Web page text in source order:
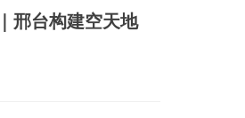
邢台构建空天地